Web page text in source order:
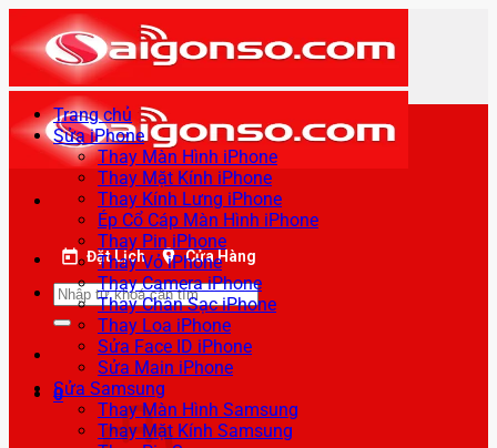
qua
nội
dung
Đặt Lịch Cửa Hàng
Tìm
kiếm:
0
Trang chủ
Sửa iPhone
Thay Màn Hình iPhone
Thay Mặt Kính iPhone
Thay Kính Lưng iPhone
Ép Cổ Cáp Màn Hình iPhone
Thay Pin iPhone
Thay Vỏ iPhone
Thay Camera iPhone
Thay Chân Sạc iPhone
Thay Loa iPhone
Sửa Face ID iPhone
Sửa Main iPhone
Sửa Samsung
Thay Màn Hình Samsung
Thay Mặt Kính Samsung